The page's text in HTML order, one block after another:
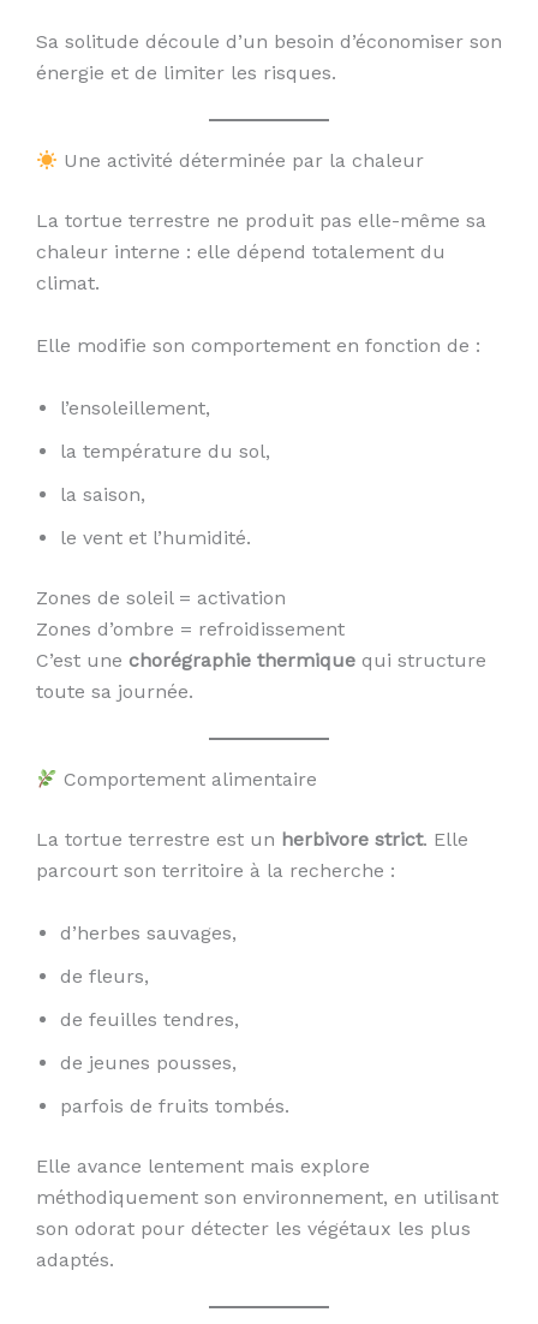
Sa solitude découle d’un besoin d’économiser son
énergie et de limiter les risques.
Une activité déterminée par la chaleur
La tortue terrestre ne produit pas elle-même sa
chaleur interne : elle dépend totalement du
climat.
Elle modifie son comportement en fonction de :
l’ensoleillement,
la température du sol,
la saison,
le vent et l’humidité.
Zones de soleil = activation
Zones d’ombre = refroidissement
C’est une chorégraphie thermique qui structure
toute sa journée.
Comportement alimentaire
La tortue terrestre est un herbivore strict. Elle
parcourt son territoire à la recherche :
d’herbes sauvages,
de fleurs,
de feuilles tendres,
de jeunes pousses,
parfois de fruits tombés.
Elle avance lentement mais explore
méthodiquement son environnement, en utilisant
son odorat pour détecter les végétaux les plus
adaptés.